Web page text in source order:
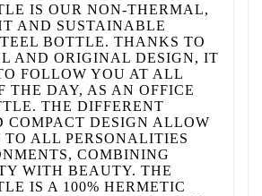
IS OUR NON-THERMAL,
AND SUSTAINABLE
BOTTLE. THANKS TO
AND ORIGINAL DESIGN, IT
FOLLOW YOU AT ALL
THE DAY, AS AN OFFICE
THE DIFFERENT
COMPACT DESIGN ALLOW
ALL PERSONALITIES
COMBINING
WITH BEAUTY. THE
IS A 100% HERMETIC